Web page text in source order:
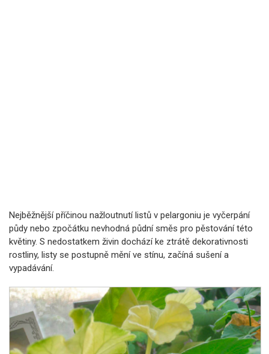
Nejběžnější příčinou nažloutnutí listů v pelargoniu je vyčerpání
půdy nebo zpočátku nevhodná půdní směs pro pěstování této
květiny. S nedostatkem živin dochází ke ztrátě dekorativnosti
rostliny, listy se postupně mění ve stínu, začíná sušení a
vypadávání.